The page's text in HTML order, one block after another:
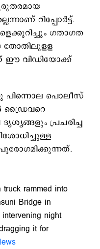
റിപ്പോര്‍ട്ട്.
ഗതാഗത
തോതിലുളള
ഈ വിഡിയോക്ക്
പൊലീസ്
ഡ്രൈവറെ
ദൃശ്യങ്ങളും പ്രചരിച്ച
rammed into
Bridge in
night
it for